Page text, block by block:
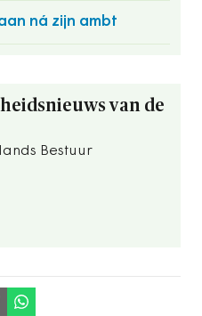
ná zijn ambt
van de
Bestuur